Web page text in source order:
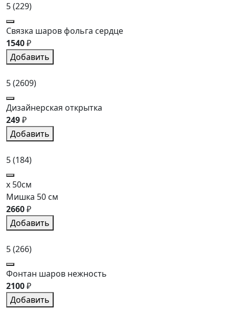
5(229)
Связка шаров фольга сердце
1540₽
Добавить
5(2609)
Дизайнерская открытка
249₽
Добавить
5(184)
x 50см
Мишка 50 см
2660₽
Добавить
5(266)
Фонтан шаров нежность
2100₽
Добавить